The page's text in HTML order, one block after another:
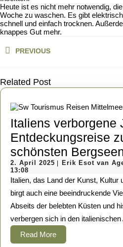
Heute ist es nicht mehr notwendig,
Woche zu waschen. Es gibt
schnell und einfach trocknen.
knappes Gut mehr.
PREVIOUS
post:
Related Post
Italiens verborgene
Entdeckungsreise
schönsten
2. April 2025 2.
2025
Erik Esot van
13:08
Italien, das Land der Kunst, Kultur und kulinarischen Genüsse,
birgt auch eine beeindruckende
Abseits der belebten Küsten und
verbergen sich in den italienischen
Read MoreRead
More